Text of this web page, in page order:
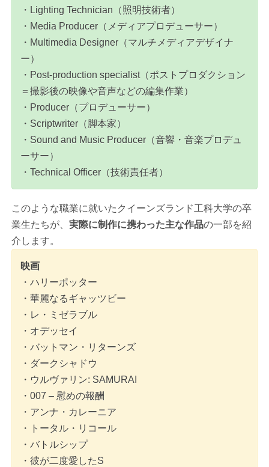
・Lighting Technician（照明技術者）
・Media Producer（メディアプロデューサー）
・Multimedia Designer（マルチメディアデザイナ
ー）
・Post-production specialist（ポストプロダクション
＝撮影後の映像や音声などの編集作業）
・Producer（プロデューサー）
・Scriptwriter（脚本家）
・Sound and Music Producer（音響・音楽プロデュ
ーサー）
・Technical Officer（技術責任者）
このような職業に就いたクイーンズランド工科大学の卒
業生たちが、実際に制作に携わった主な作品の一部を紹
介します。
映画
・ハリーポッター
・華麗なるギャッツビー
・レ・ミゼラブル
・オデッセイ
・バットマン・リターンズ
・ダークシャドウ
・ウルヴァリン: SAMURAI
・007 – 慰めの報酬
・アンナ・カレーニア
・トータル・リコール
・バトルシップ
・彼が二度愛したS